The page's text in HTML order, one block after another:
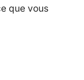
que vous